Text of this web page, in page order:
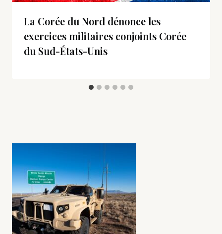
La Corée du Nord dénonce les
exercices militaires conjoints Corée
du Sud-États-Unis